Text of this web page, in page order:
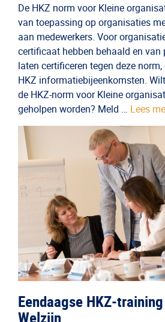
De HKZ norm voor Kleine
van toepassing op organisaties
aan medewerkers. Voor
certificaat hebben behaald en
laten certificeren tegen deze
HKZ informatiebijeenkomsten.
de HKZ-norm voor Kleine
geholpen worden? Meld … Lees
Eendaagse HKZ-
Welzijn